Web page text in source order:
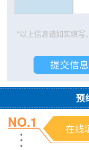
*以上信息请如实填写
预
NO.1 在线